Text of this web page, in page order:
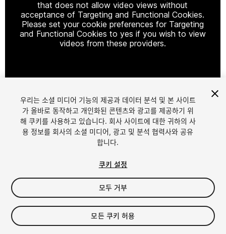
that does not allow video views without
acceptance of Targeting and Functional Cookies.
Please set your cookie preferences for Targeting
and Functional Cookies to yes if you wish to view
videos from these providers.
1/24
$22.99 $45.99
-50%
세금/부가세는 결제 시 반영됩니다.
우리는 소셜 미디어 기능의 제공과 데이터 분석 및 본 사이트
가 올바로 동작하고 개인화된 콘텐츠와 광고를 제공하기 위
해 쿠키를 사용하고 있습니다. 회사 사이트에 대한 귀하의 사
용 정보를 회사의 소셜 미디어, 광고 및 분석 협력사와 공유
합니다.
쿠키 설정
모두 거부
모든 쿠키 허용